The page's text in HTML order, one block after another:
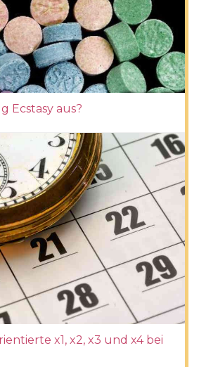
Ecstasy aus?
x1, x2, x3 und x4 bei